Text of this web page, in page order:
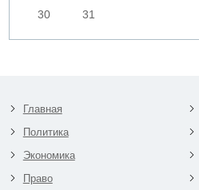
30
31
Главная
Политика
Экономика
Право